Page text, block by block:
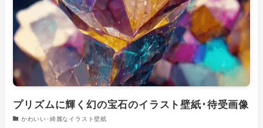
プリズムに輝く幻の宝石のイラスト壁紙･待受画像
かわいい･綺麗なイラスト壁紙